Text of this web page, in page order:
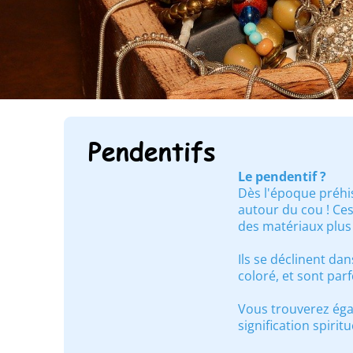
Pendentifs
Le pendentif ?
Dès l'époque
autour du cou !
des matériaux
Ils se déclinent
coloré, et sont
Vous trouverez
signification